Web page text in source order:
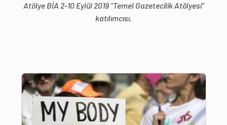
Atölye BİA 2-10 Eylül 2019 “Temel Gazetecilik Atölyesi”
katılımcısı.